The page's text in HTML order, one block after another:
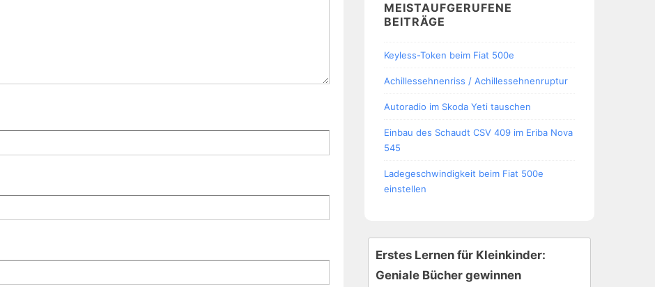
MEISTAUFGERUFENE
BEITRÄGE
Keyless-Token beim Fiat 500e
Achillessehnenriss / Achillessehnenruptur
Autoradio im Skoda Yeti tauschen
Einbau des Schaudt CSV 409 im Eriba Nova
545
Ladegeschwindigkeit beim Fiat 500e
einstellen
Erstes Lernen für Kleinkinder:
Geniale Bücher gewinnen